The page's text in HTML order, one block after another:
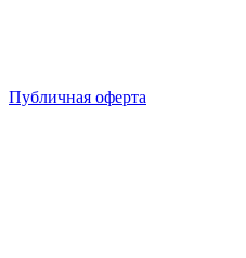
Публичная оферта